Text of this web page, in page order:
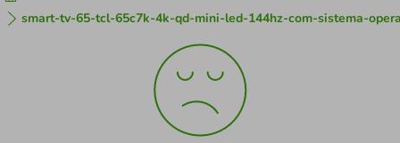
smart-tv-65-tcl-65c7k-4k-qd-mini-led-144hz-com-sistema-
tenis